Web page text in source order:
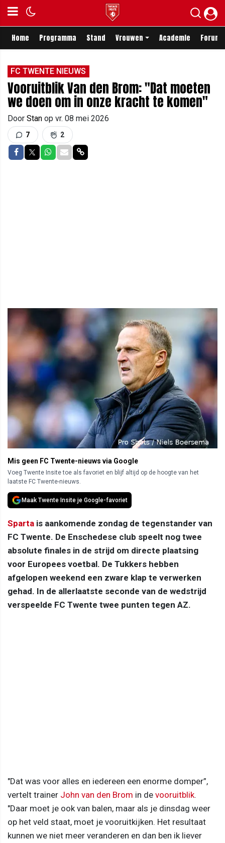
Home Programma Stand Vrouwen Academie Forum
FC TWENTE NIEUWS
Vooruitblik Van den Brom: "Dat moeten
we doen om in onze kracht te komen"
Door Stan op vr. 08 mei 2026
7 2
Delen op Facebook
Delen op Twitter
Delen op Whatsapp
Delen via Mail
Delen via link
Mis geen FC Twente-nieuws via Google
Voeg Twente Insite toe als favoriet en blijf altijd op de hoogte van het
laatste FC Twente-nieuws.
Maak Twente Insite je Google-favoriet
Sparta is aankomende zondag de tegenstander van
FC Twente. De Enschedese club speelt nog twee
absolute finales in de strijd om directe plaatsing
voor Europees voetbal. De Tukkers hebben
afgelopen weekend een zware klap te verwerken
gehad. In de allerlaatste seconde van de wedstrijd
verspeelde FC Twente twee punten tegen AZ.
"Dat was voor alles en iedereen een enorme domper”,
vertelt trainer John van den Brom in de vooruitblik.
"Daar moet je ook van balen, maar als je dinsdag weer
op het veld staat, moet je vooruitkijken. Het resultaat
kunnen we niet meer veranderen en dan ben ik liever